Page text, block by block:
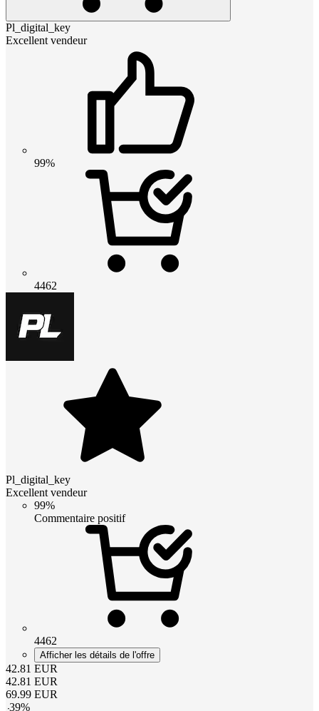
Pl_digital_key
Excellent vendeur
99%
4462
Pl_digital_key
Excellent vendeur
99%
Commentaire positif
4462
Afficher les détails de l'offre
42.81 EUR
42.81 EUR
69.99 EUR
-39%